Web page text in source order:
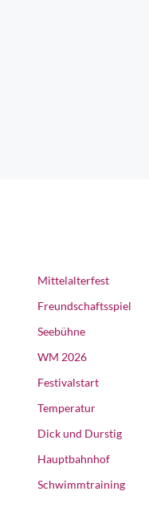
Mittelalterfest
Freundschaftsspiel
Seebühne
WM 2026
Festivalstart
Temperatur
Dick und Durstig
Hauptbahnhof
Schwimmtraining